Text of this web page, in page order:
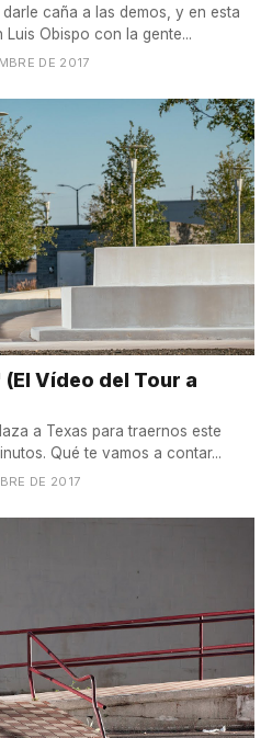
caña a las demos, y en esta
Obispo con la gente...
DE 2017
Vídeo del Tour a
a Texas para traernos este
Qué te vamos a contar...
DE 2017